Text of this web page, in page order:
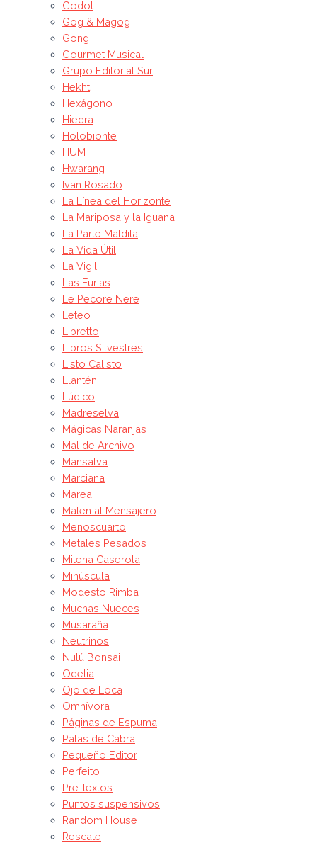
Godot
Gog & Magog
Gong
Gourmet Musical
Grupo Editorial Sur
Hekht
Hexágono
Hiedra
Holobionte
HUM
Hwarang
Ivan Rosado
La Línea del Horizonte
La Mariposa y la Iguana
La Parte Maldita
La Vida Útil
La Vigil
Las Furias
Le Pecore Nere
Leteo
Libretto
Libros Silvestres
Listo Calisto
Llantén
Lúdico
Madreselva
Mágicas Naranjas
Mal de Archivo
Mansalva
Marciana
Marea
Maten al Mensajero
Menoscuarto
Metales Pesados
Milena Caserola
Minúscula
Modesto Rimba
Muchas Nueces
Musaraña
Neutrinos
Nulú Bonsai
Odelia
Ojo de Loca
Omnívora
Páginas de Espuma
Patas de Cabra
Pequeño Editor
Perfeito
Pre-textos
Puntos suspensivos
Random House
Rescate